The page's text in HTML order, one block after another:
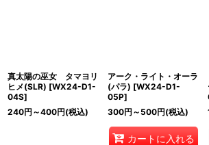
真太陽の巫女 タマヨリ
ヒメ(SLR) [WX24-D1-
04S]
240円 ～400円(税込)
アーク・ライト・オーラ
(パラ) [WX24-D1-
05P]
300円 ～500円(税込)
カートに入れる